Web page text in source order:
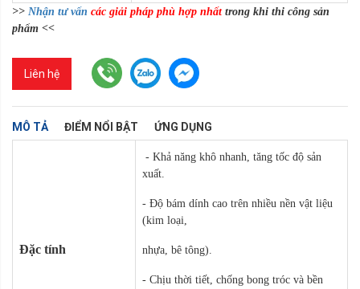
>> Nhận tư vấn các giải pháp phù hợp nhấttrong khi thi công sản
phẩm <<
Liên hệ
MÔ TẢ ĐIỂM NỔI BẬT ỨNG DỤNG
Đặc tính
- Khả năng khô nhanh, tăng tốc độ sản
xuất.
- Độ bám dính cao trên nhiều nền vật liệu
(kim loại,
nhựa, bê tông).
- Chịu thời tiết, chống bong tróc và bền